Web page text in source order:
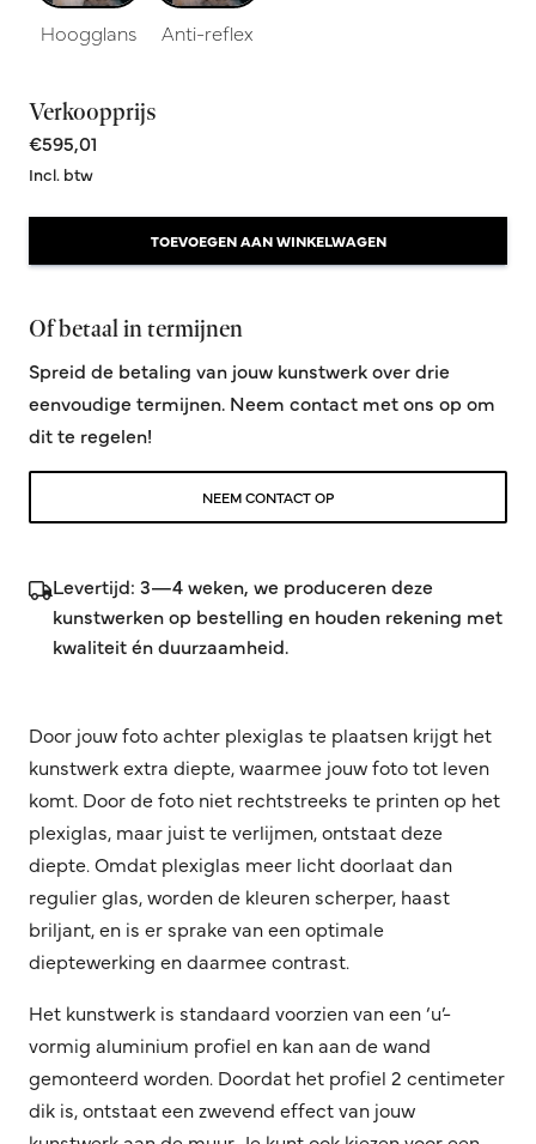
Hoogglans Anti-reflex
Verkoopprijs
€595,01
Incl. btw
TOEVOEGEN AAN WINKELWAGEN
Of betaal in termijnen
Spreid de betaling van jouw kunstwerk over drie
eenvoudige termijnen. Neem contact met ons op om
dit te regelen!
NEEM CONTACT OP
Levertijd: 3—4 weken, we produceren deze
kunstwerken op bestelling en houden rekening met
kwaliteit én duurzaamheid.
Door jouw foto achter plexiglas te plaatsen krijgt het
kunstwerk extra diepte, waarmee jouw foto tot leven
komt. Door de foto niet rechtstreeks te printen op het
plexiglas, maar juist te verlijmen, ontstaat deze
diepte. Omdat plexiglas meer licht doorlaat dan
regulier glas, worden de kleuren scherper, haast
briljant, en is er sprake van een optimale
dieptewerking en daarmee contrast.
Het kunstwerk is standaard voorzien van een ‘u’-
vormig aluminium profiel en kan aan de wand
gemonteerd worden. Doordat het profiel 2 centimeter
dik is, ontstaat een zwevend effect van jouw